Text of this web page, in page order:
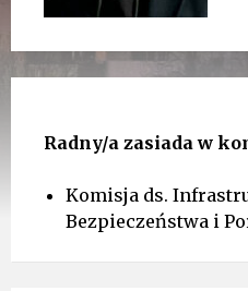
Radny/a zasiada w
Komisja ds.
Bezpieczeństwa i